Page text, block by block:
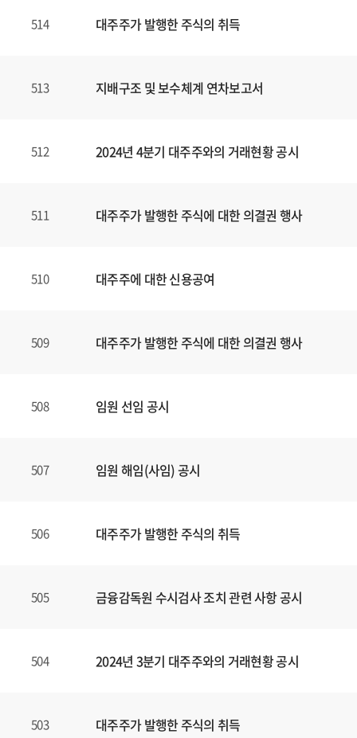
514 대주주가 발행한 주식의 취득
513 지배구조 및 보수체계 연차보고서
512 2024년 4분기 대주주와의 거래현황 공시
511 대주주가 발행한 주식에 대한 의결권 행사
510 대주주에 대한 신용공여
509 대주주가 발행한 주식에 대한 의결권 행사
508 임원 선임 공시
507 임원 해임(사임) 공시
506 대주주가 발행한 주식의 취득
505 금융감독원 수시검사 조치 관련 사항 공시
504 2024년 3분기 대주주와의 거래현황 공시
503 대주주가 발행한 주식의 취득